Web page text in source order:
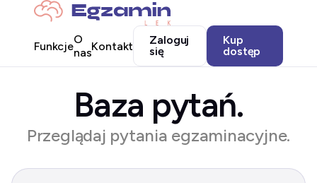
FunkcjeO
nasKontakt
Zaloguj
się
Kup
dostęp
Baza pytań.
Przeglądaj pytania egzaminacyjne.